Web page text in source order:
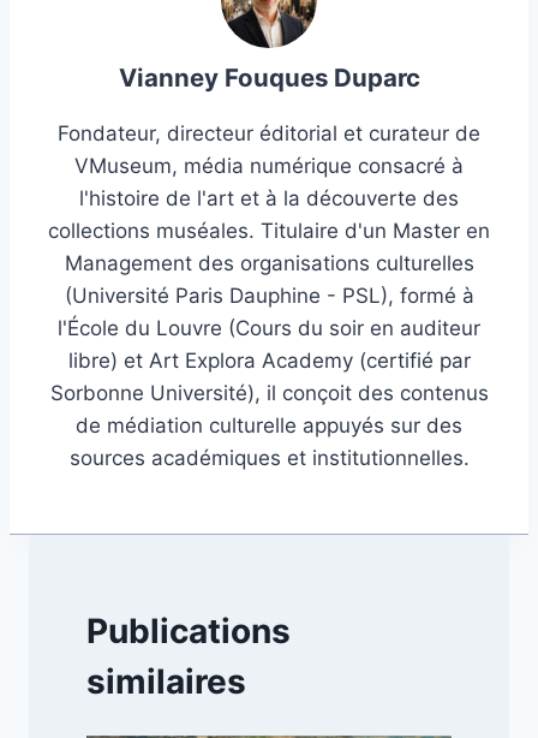
Vianney Fouques Duparc
Fondateur, directeur éditorial et curateur de
VMuseum, média numérique consacré à
l'histoire de l'art et à la découverte des
collections muséales. Titulaire d'un Master en
Management des organisations culturelles
(Université Paris Dauphine - PSL), formé à
l'École du Louvre (Cours du soir en auditeur
libre) et Art Explora Academy (certifié par
Sorbonne Université), il conçoit des contenus
de médiation culturelle appuyés sur des
sources académiques et institutionnelles.
Publications
similaires